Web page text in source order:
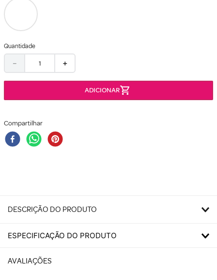
Quantidade
＋
－
Compartilhar
DESCRIÇÃO DO PRODUTO
ESPECIFICAÇÃO DO PRODUTO
AVALIAÇÕES